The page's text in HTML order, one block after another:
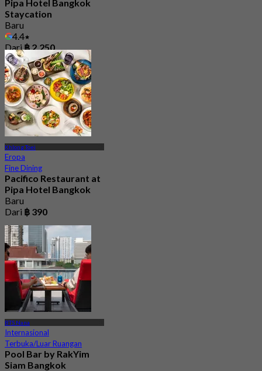
Pipa Hotel Bangkok
Staycation
Baru
4.4
Dari฿ 2,250
Khlong Toei
Eropa
Fine Dining
Pacifico Restaurant at
Pipa Hotel Bangkok
Baru
Dari ฿ 390
BTS Nana
Internasional
Terbuka/Luar Ruangan
Pool Bar by RakYim
Siam Bangkok